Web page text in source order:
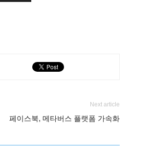
Next article
페이스북, 메타버스 플랫폼 가속화